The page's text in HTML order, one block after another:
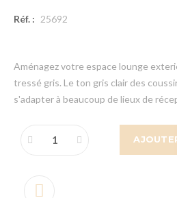
Réf. : 25692
Aménagez votre espace lounge
tressé gris. Le ton gris clair des
s'adapter à beaucoup de lieux de